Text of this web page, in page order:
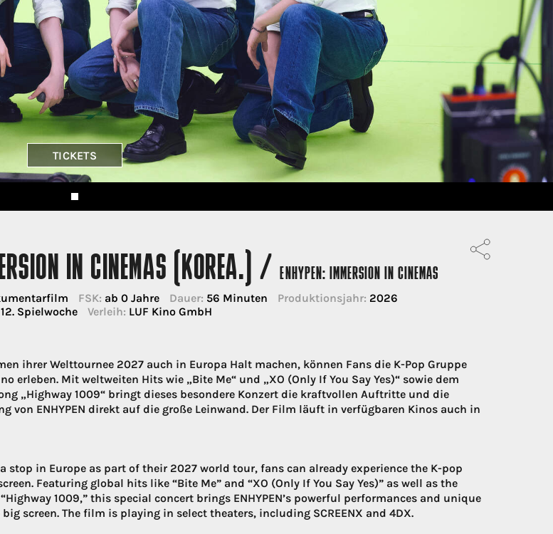
TICKETS
IN CINEMAS (KOREA.) /ENHYPEN: IMMERSION IN CINEMAS
FSK: ab 0 Jahre Dauer: 56 Minuten Produktionsjahr: 2026
Spielwoche Verleih: LUF Kino GmbH
ihrer Welttournee 2027 auch in Europa Halt machen, können Fans die K-Pop Gruppe
erleben. Mit weltweiten Hits wie „Bite Me“ und „XO (Only If You Say Yes)“ sowie dem
„Highway 1009“ bringt dieses besondere Konzert die kraftvollen Auftritte und die
von ENHYPEN direkt auf die große Leinwand. Der Film läuft in verfügbaren Kinos auch in
a stop in Europe as part of their 2027 world tour, fans can already experience the K-pop
Featuring global hits like “Bite Me” and “XO (Only If You Say Yes)” as well as the
1009,” this special concert brings ENHYPEN’s powerful performances and unique
screen. The film is playing in select theaters, including SCREENX and 4DX.